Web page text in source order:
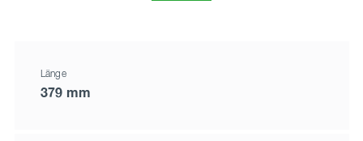
Länge
379 mm